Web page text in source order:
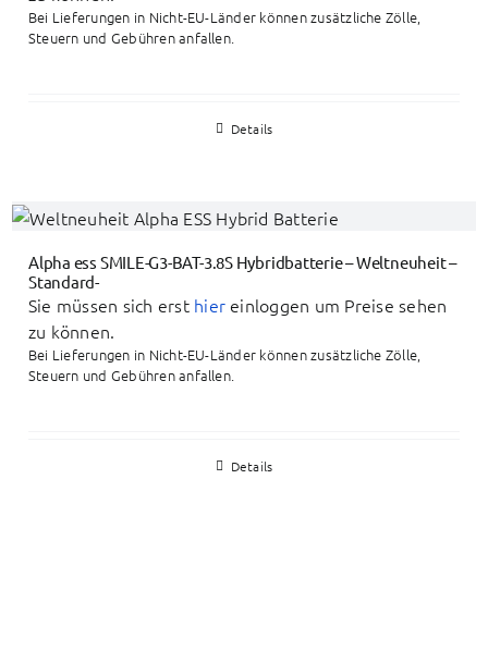
Bei Lieferungen in Nicht-EU-Länder können zusätzliche Zölle,
Steuern und Gebühren anfallen.
Details
Alpha ess SMILE-G3-BAT-3.8S Hybridbatterie – Weltneuheit –
Standard-
Sie müssen sich erst hier einloggen um Preise sehen
zu können.
Bei Lieferungen in Nicht-EU-Länder können zusätzliche Zölle,
Steuern und Gebühren anfallen.
Details